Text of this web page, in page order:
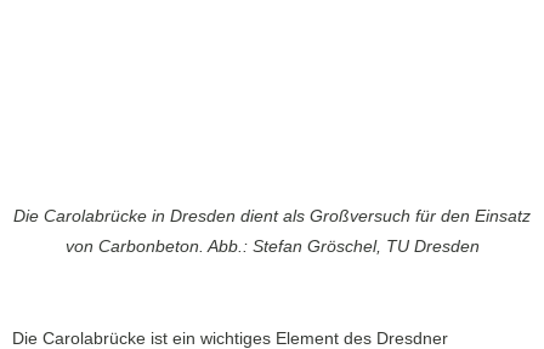
Die Carolabrücke in Dresden dient als Großversuch für den Einsatz
von Carbonbeton. Abb.: Stefan Gröschel, TU Dresden
Die Carolabrücke ist ein wichtiges Element des Dresdner